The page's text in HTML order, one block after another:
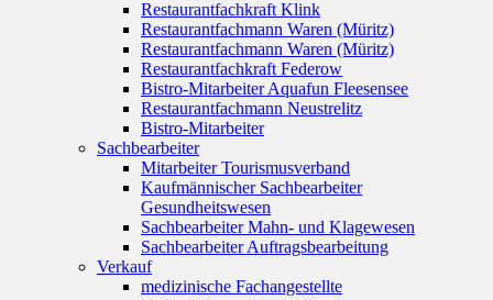
Restaurantfachkraft Klink
Restaurantfachmann Waren (Müritz)
Restaurantfachmann Waren (Müritz)
Restaurantfachkraft Federow
Bistro-Mitarbeiter Aquafun Fleesensee
Restaurantfachmann Neustrelitz
Bistro-Mitarbeiter
Sachbearbeiter
Mitarbeiter Tourismusverband
Kaufmännischer Sachbearbeiter
Gesundheitswesen
Sachbearbeiter Mahn- und Klagewesen
Sachbearbeiter Auftragsbearbeitung
Verkauf
medizinische Fachangestellte